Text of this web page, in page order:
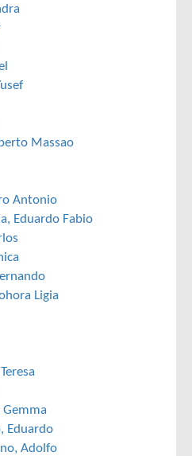
Massao
Antonio
Eduardo Fabio
Ligia
Gemma
Eduardo
Adolfo